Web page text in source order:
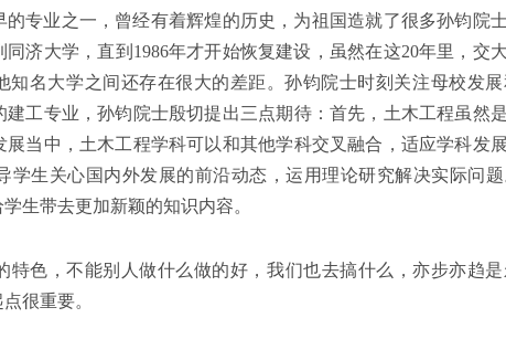
专业之一，曾经有着辉煌的历史，为祖国造就了很多孙钧院
济大学，直到1986年才开始恢复建设，虽然在这20年里，交
知名大学之间还存在很大的差距。孙钧院士时刻关注母校发
工专业，孙钧院士殷切提出三点期待：首先，土木工程虽然
当中，土木工程学科可以和其他学科交叉融合，适应学科发
学生关心国内外发展的前沿动态，运用理论研究解决实际问
生带去更加新颖的知识内容。
特色，不能别人做什么做的好，我们也去搞什么，亦步亦趋
很重要。